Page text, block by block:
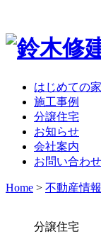
はじめての
施工事例
分譲住宅
お知らせ
会社案内
お問い合わせ
Home > 不動産情報
分譲住宅